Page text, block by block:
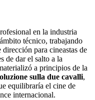
en la industria
técnico, trabajando
para cineastas de
de dar el salto a la
a principios de la
sulla due cavalli,
equilibraría el cine de
internacional.